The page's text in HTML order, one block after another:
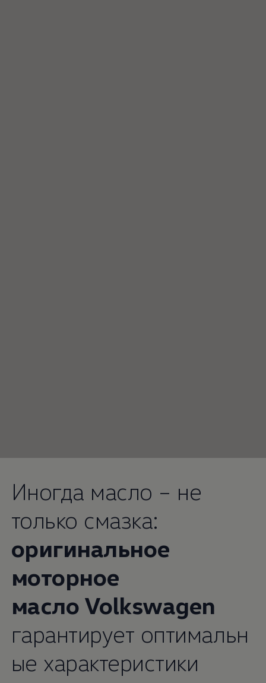
Иногда масло – не
только смазка:
оригинальное
моторное
масло Volkswagen
гарантирует оптимальн
ые характеристики